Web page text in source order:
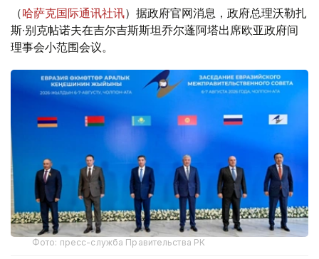
（哈萨克国际通讯社讯）据政府官网消息，政府总理沃勒扎
斯·别克帖诺夫在吉尔吉斯斯坦乔尔蓬阿塔出席欧亚政府间
理事会小范围会议。
Фото: пресс-служба Правительства РК